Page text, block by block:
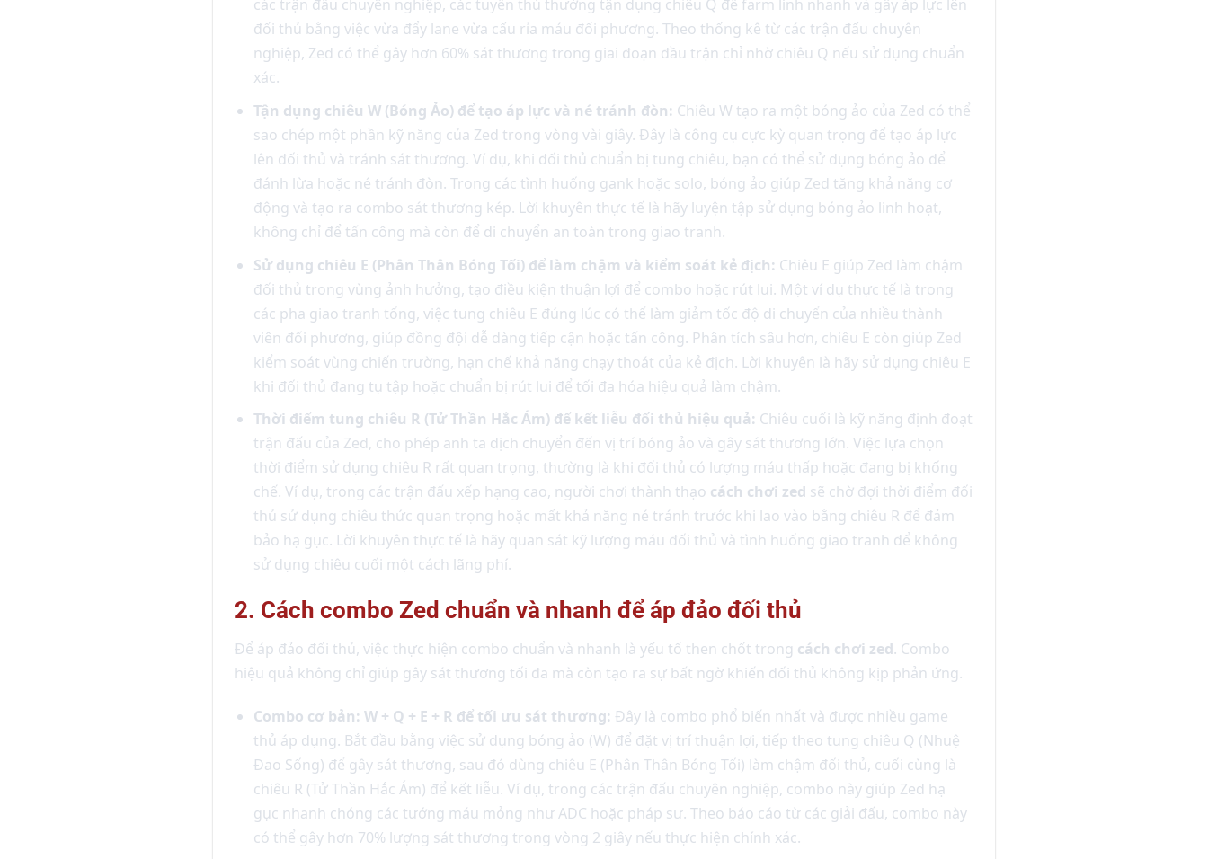
các trận đấu chuyên nghiệp, các tuyển thủ thường tận dụng chiêu Q để farm lính nhanh và gây áp lực lên
đối thủ bằng việc vừa đẩy lane vừa cấu rỉa máu đối phương. Theo thống kê từ các trận đấu chuyên
nghiệp, Zed có thể gây hơn 60% sát thương trong giai đoạn đầu trận chỉ nhờ chiêu Q nếu sử dụng chuẩn
xác.
Tận dụng chiêu W (Bóng Ảo) để tạo áp lực và né tránh đòn: Chiêu W tạo ra một bóng ảo của Zed có thể
sao chép một phần kỹ năng của Zed trong vòng vài giây. Đây là công cụ cực kỳ quan trọng để tạo áp lực
lên đối thủ và tránh sát thương. Ví dụ, khi đối thủ chuẩn bị tung chiêu, bạn có thể sử dụng bóng ảo để
đánh lừa hoặc né tránh đòn. Trong các tình huống gank hoặc solo, bóng ảo giúp Zed tăng khả năng cơ
động và tạo ra combo sát thương kép. Lời khuyên thực tế là hãy luyện tập sử dụng bóng ảo linh hoạt,
không chỉ để tấn công mà còn để di chuyển an toàn trong giao tranh.
Sử dụng chiêu E (Phân Thân Bóng Tối) để làm chậm và kiểm soát kẻ địch: Chiêu E giúp Zed làm chậm
đối thủ trong vùng ảnh hưởng, tạo điều kiện thuận lợi để combo hoặc rút lui. Một ví dụ thực tế là trong
các pha giao tranh tổng, việc tung chiêu E đúng lúc có thể làm giảm tốc độ di chuyển của nhiều thành
viên đối phương, giúp đồng đội dễ dàng tiếp cận hoặc tấn công. Phân tích sâu hơn, chiêu E còn giúp Zed
kiểm soát vùng chiến trường, hạn chế khả năng chạy thoát của kẻ địch. Lời khuyên là hãy sử dụng chiêu E
khi đối thủ đang tụ tập hoặc chuẩn bị rút lui để tối đa hóa hiệu quả làm chậm.
Thời điểm tung chiêu R (Tử Thần Hắc Ám) để kết liễu đối thủ hiệu quả: Chiêu cuối là kỹ năng định đoạt
trận đấu của Zed, cho phép anh ta dịch chuyển đến vị trí bóng ảo và gây sát thương lớn. Việc lựa chọn
thời điểm sử dụng chiêu R rất quan trọng, thường là khi đối thủ có lượng máu thấp hoặc đang bị khống
chế. Ví dụ, trong các trận đấu xếp hạng cao, người chơi thành thạo cách chơi zed sẽ chờ đợi thời điểm đối
thủ sử dụng chiêu thức quan trọng hoặc mất khả năng né tránh trước khi lao vào bằng chiêu R để đảm
bảo hạ gục. Lời khuyên thực tế là hãy quan sát kỹ lượng máu đối thủ và tình huống giao tranh để không
sử dụng chiêu cuối một cách lãng phí.
2. Cách combo Zed chuẩn và nhanh để áp đảo đối thủ
Để áp đảo đối thủ, việc thực hiện combo chuẩn và nhanh là yếu tố then chốt trong cách chơi zed. Combo
hiệu quả không chỉ giúp gây sát thương tối đa mà còn tạo ra sự bất ngờ khiến đối thủ không kịp phản ứng.
Combo cơ bản: W + Q + E + R để tối ưu sát thương: Đây là combo phổ biến nhất và được nhiều game
thủ áp dụng. Bắt đầu bằng việc sử dụng bóng ảo (W) để đặt vị trí thuận lợi, tiếp theo tung chiêu Q (Nhuệ
Đao Sống) để gây sát thương, sau đó dùng chiêu E (Phân Thân Bóng Tối) làm chậm đối thủ, cuối cùng là
chiêu R (Tử Thần Hắc Ám) để kết liễu. Ví dụ, trong các trận đấu chuyên nghiệp, combo này giúp Zed hạ
gục nhanh chóng các tướng máu mỏng như ADC hoặc pháp sư. Theo báo cáo từ các giải đấu, combo này
có thể gây hơn 70% lượng sát thương trong vòng 2 giây nếu thực hiện chính xác.